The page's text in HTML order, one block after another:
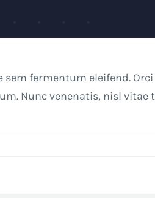
fermentum eleifend.
Nunc venenatis, nisl